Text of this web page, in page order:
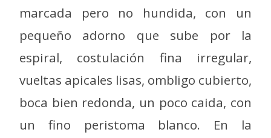
marcada pero no hundida, con un
pequeño adorno que sube por la
espiral, costulación fina irregular,
vueltas apicales lisas, ombligo cubierto,
boca bien redonda, un poco caida, con
un fino peristoma blanco. En la